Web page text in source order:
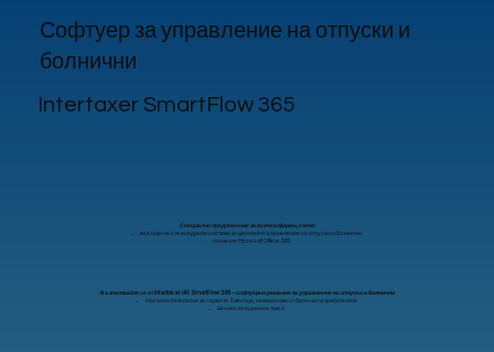
Софтуер за управление на отпуски и
болнични
Intertaxer SmartFlow 365
Специално предложение за всички фирми, които:
все още не сте внедрили система за дигитално управление на отпуски и болнични
ползвате Microsoft Office 365
Възползвайте се от Intertaxer HR SmartFlow 365 – софтуерно решение за управление на отпуски и болнични
Напълно безплатно за първите 3 месеца, независимо от броя на потребителите
Без инсталационна такса